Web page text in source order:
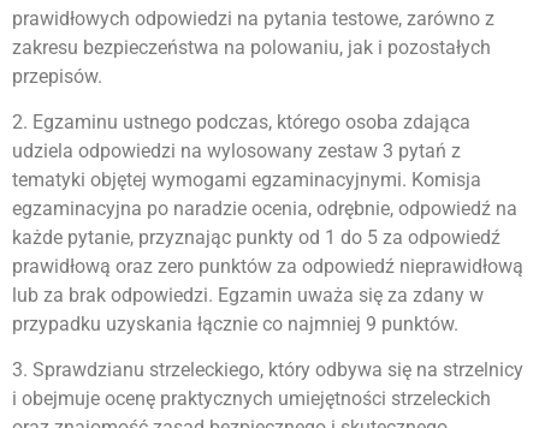
prawidłowych odpowiedzi na pytania testowe, zarówno z
zakresu bezpieczeństwa na polowaniu, jak i pozostałych
przepisów.
2. Egzaminu ustnego podczas, którego osoba zdająca
udziela odpowiedzi na wylosowany zestaw 3 pytań z
tematyki objętej wymogami egzaminacyjnymi. Komisja
egzaminacyjna po naradzie ocenia, odrębnie, odpowiedź na
każde pytanie, przyznając punkty od 1 do 5 za odpowiedź
prawidłową oraz zero punktów za odpowiedź nieprawidłową
lub za brak odpowiedzi. Egzamin uważa się za zdany w
przypadku uzyskania łącznie co najmniej 9 punktów.
3. Sprawdzianu strzeleckiego, który odbywa się na strzelnicy
i obejmuje ocenę praktycznych umiejętności strzeleckich